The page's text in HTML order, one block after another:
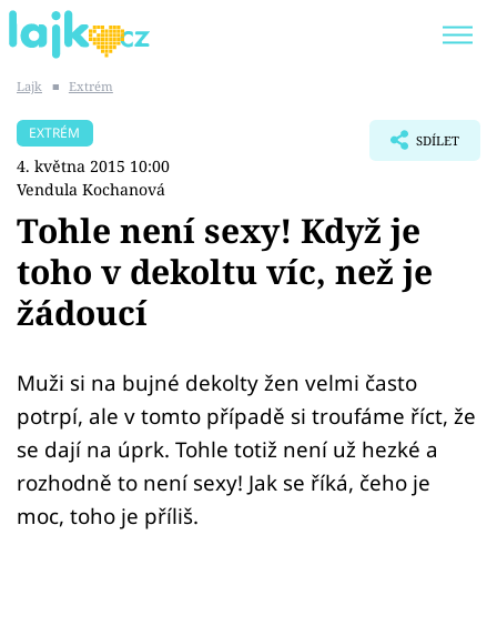
SHOPAHOLICADEL
Témata
Showbyznys
Youtubeři
Virály
Sex a vztahy
Lajk ■ Extrém
EXTRÉM
4. května 2015 10:00
Vendula Kochanová
SDÍLET
Tohle není sexy! Když je
toho v dekoltu víc, než je
žádoucí
Muži si na bujné dekolty žen velmi často
potrpí, ale v tomto případě si troufáme říct, že
se dají na úprk. Tohle totiž není už hezké a
rozhodně to není sexy! Jak se říká, čeho je
moc, toho je příliš.